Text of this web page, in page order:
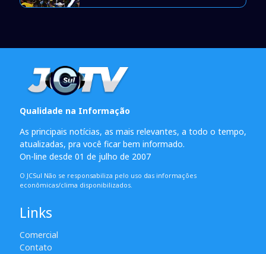
Qualidade na Informação
As principais notícias, as mais relevantes, a todo o tempo,
atualizadas, pra você ficar bem informado.
On-line desde 01 de julho de 2007
O JCSul Não se responsabiliza pelo uso das informações
econômicas/clima disponibilizados.
Links
Comercial
Contato